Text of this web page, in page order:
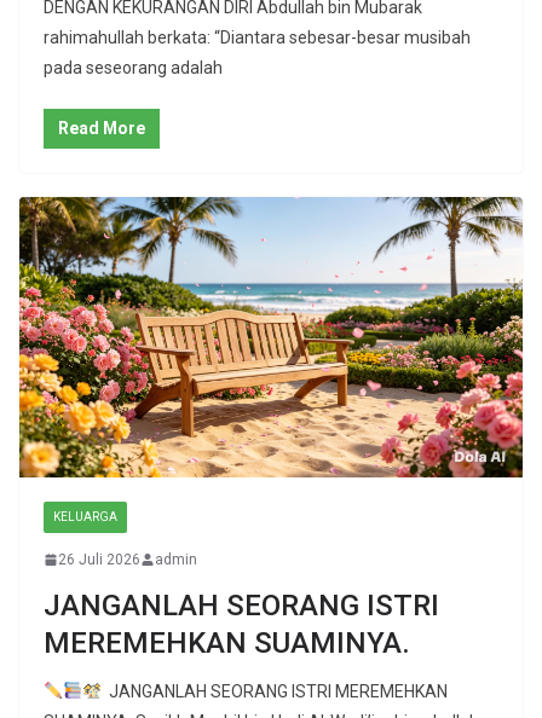
DENGAN KEKURANGAN DIRI Abdullah bin Mubarak
rahimahullah berkata: “Diantara sebesar-besar musibah
pada seseorang adalah
Read More
KELUARGA
26 Juli 2026 admin
JANGANLAH SEORANG ISTRI
MEREMEHKAN SUAMINYA.
JANGANLAH SEORANG ISTRI MEREMEHKAN